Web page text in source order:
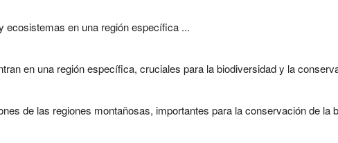
ecosistemas en una región específica ...
en una región específica, cruciales para la biodiversidad y la
de las regiones montañosas, importantes para la conservación de la